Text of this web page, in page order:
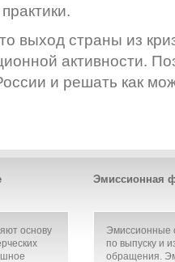
выход страны из
активности.
и решать как
основу
Эмиссионная
Эмиссионные
по выпуску и
обращения.